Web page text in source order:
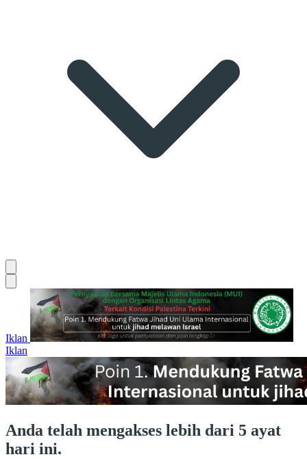
Iklan
Iklan
Anda telah mengakses lebih dari 5 ayat
hari ini.